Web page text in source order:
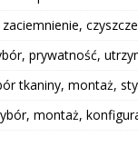
prywatność,
tkaniny, montaż,
montaż,